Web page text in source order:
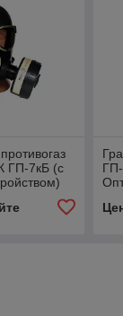
ГП-7кБ (с